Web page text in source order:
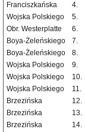
Franciszkańska
4.
Wojska Polskiego
5.
Obr. Westerplatte
6.
Boya-Żeleńskiego
7.
Boya-Żeleńskiego
8.
Wojska Polskiego
9.
Wojska Polskiego
10.
Wojska Polskiego
11.
Brzezińska
12.
Brzezińska
13.
Brzezińska
14.